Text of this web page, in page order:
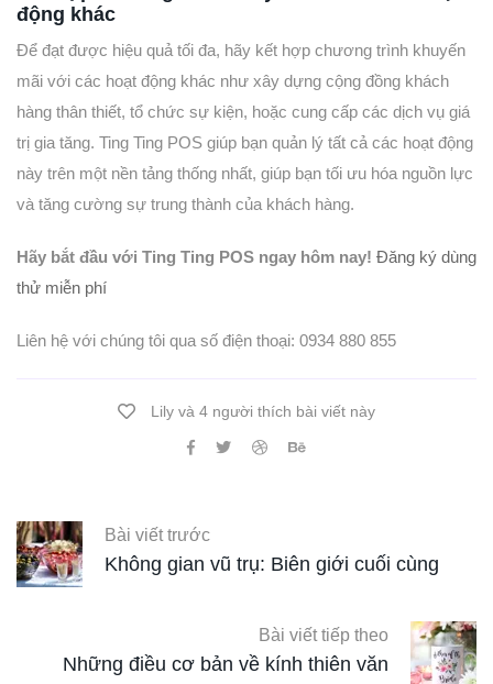
động khác
Để đạt được hiệu quả tối đa, hãy kết hợp chương trình khuyến
mãi với các hoạt động khác như xây dựng cộng đồng khách
hàng thân thiết, tổ chức sự kiện, hoặc cung cấp các dịch vụ giá
trị gia tăng. Ting Ting POS giúp bạn quản lý tất cả các hoạt động
này trên một nền tảng thống nhất, giúp bạn tối ưu hóa nguồn lực
và tăng cường sự trung thành của khách hàng.
Hãy bắt đầu với Ting Ting POS ngay hôm nay! Đăng ký dùng
thử miễn phí
Liên hệ với chúng tôi qua số điện thoại: 0934 880 855
Lily và 4 người thích bài viết này
Bài viết trước
Không gian vũ trụ: Biên giới cuối cùng
Bài viết tiếp theo
Những điều cơ bản về kính thiên văn